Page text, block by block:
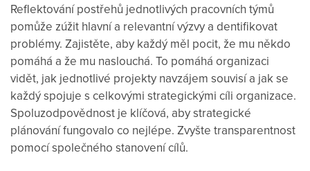
Reflektování postřehů jednotlivých pracovních týmů
pomůže zúžit hlavní a relevantní výzvy a dentifikovat
problémy. Zajistěte, aby každý měl pocit, že mu někdo
pomáhá a že mu naslouchá. To pomáhá organizaci
vidět, jak jednotlivé projekty navzájem souvisí a jak se
každý spojuje s celkovými strategickými cíli organizace.
Spoluzodpovědnost je klíčová, aby strategické
plánování fungovalo co nejlépe. Zvyšte transparentnost
pomocí společného stanovení cílů.